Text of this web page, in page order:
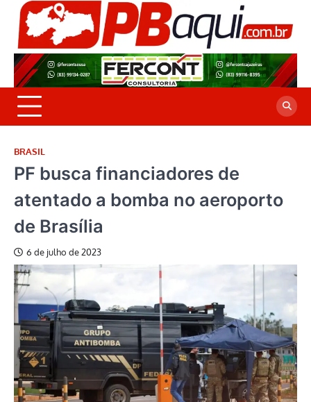
Skip
content
BRASIL
PF busca financiadores de
atentado a bomba no aeroporto
de Brasília
6 de julho de 2023